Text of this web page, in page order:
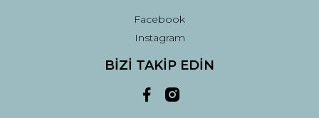
Facebook
Instagram
BİZİ TAKİP EDİN